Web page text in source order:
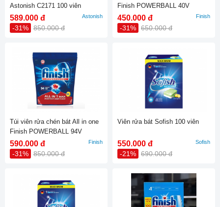
Astonish C2171 100 viên
589.000 đ
-31% 850.000 đ
Astonish
Finish POWERBALL 40V
450.000 đ
-31% 650.000 đ
Finish
Túi viên rửa chén bát All in one
Finish POWERBALL 94V
590.000 đ
-31% 850.000 đ
Finish
Viên rửa bát Sofish 100 viên
550.000 đ
-21% 690.000 đ
Sofish